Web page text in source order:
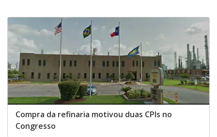
Compra da refinaria motivou duas CPIs no
Congresso